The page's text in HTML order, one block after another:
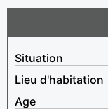
Situation
Lieu d'habitation
Age